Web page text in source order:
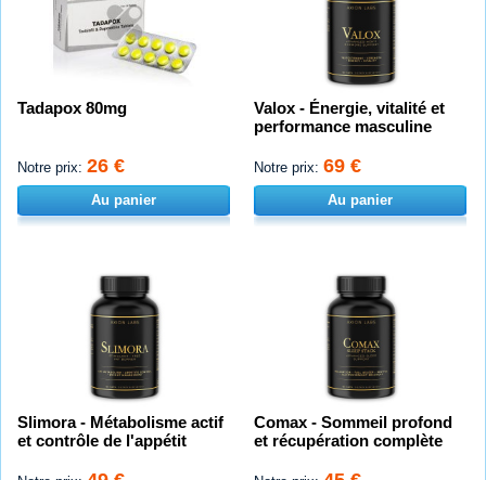
Tadapox 80mg
Notre prix: 26 €
Au panier
Valox - Énergie, vitalité et
performance masculine
Notre prix: 69 €
Au panier
Slimora - Métabolisme actif
et contrôle de l'appétit
Comax - Sommeil profond
et récupération complète